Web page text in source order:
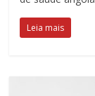
Leia mais